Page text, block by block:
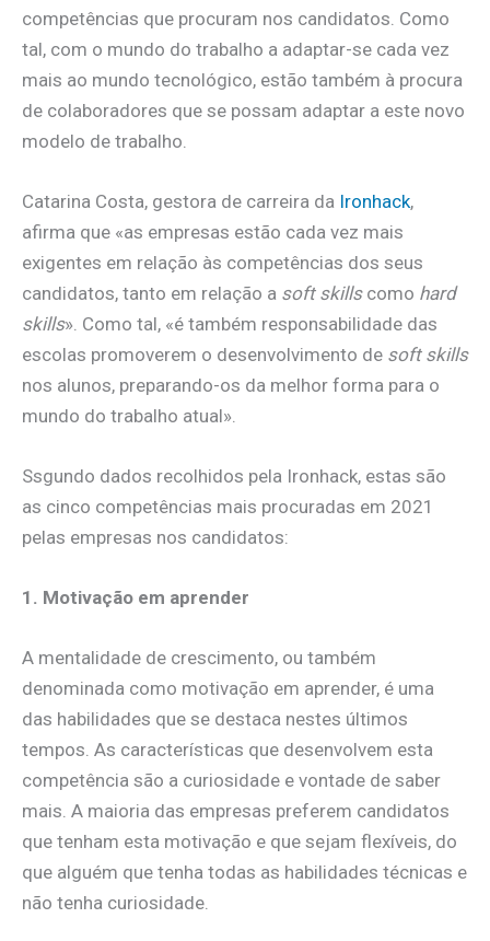
competências que procuram nos candidatos. Como
tal, com o mundo do trabalho a adaptar-se cada vez
mais ao mundo tecnológico, estão também à procura
de colaboradores que se possam adaptar a este novo
modelo de trabalho.
Catarina Costa, gestora de carreira da Ironhack,
afirma que «as empresas estão cada vez mais
exigentes em relação às competências dos seus
candidatos, tanto em relação a soft skillscomo hard
skills». Como tal, «é também responsabilidade das
escolas promoverem o desenvolvimento de soft skills
nos alunos, preparando-os da melhor forma para o
mundo do trabalho atual».
Ssgundo dados recolhidos pela Ironhack, estas são
as cinco competências mais procuradas em 2021
pelas empresas nos candidatos:
1. Motivação em aprender
A mentalidade de crescimento, ou também
denominada como motivação em aprender, é uma
das habilidades que se destaca nestes últimos
tempos. As características que desenvolvem esta
competência são a curiosidade e vontade de saber
mais. A maioria das empresas preferem candidatos
que tenham esta motivação e que sejam flexíveis, do
que alguém que tenha todas as habilidades técnicas e
não tenha curiosidade.